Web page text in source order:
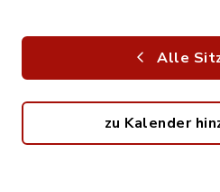
Alle
zu Kalender